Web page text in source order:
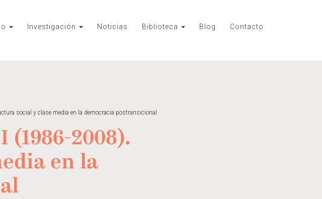
Investigación Noticias Biblioteca Blog Contacto
social y clase media en la democracia postransicional
(1986-2008).
en la